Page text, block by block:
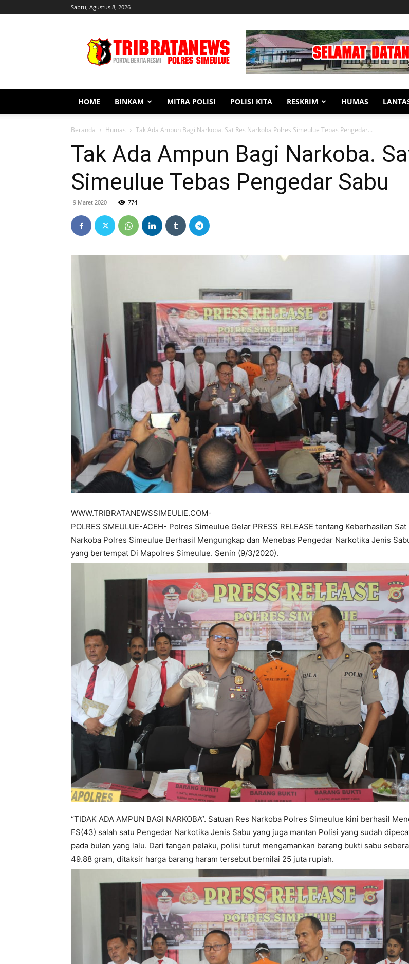
Sabtu, Agustus 8, 2026
Simeulue
HOME BINKAM MITRA POLISI POLISI KITA RESKRIM HUMAS
Beranda Humas Tak Ada Ampun Bagi Narkoba. Sat Res Narkoba Polres Simeulue Tebas Pengedar...
Tak Ada Ampun Bagi Narkoba.
Simeulue Tebas Pengedar Sabu
9 Maret 2020 774
WWW.TRIBRATANEWSSIMEULIE.COM-
POLRES SMEULUE-ACEH- Polres Simeulue Gelar PRESS RELEASE tentang Keberhasilan Sat
Narkoba Polres Simeulue Berhasil Mengungkap dan Menebas Pengedar Narkotika Jenis
yang bertempat Di Mapolres Simeulue. Senin (9/3/2020).
“TIDAK ADA AMPUN BAGI NARKOBA”. Satuan Res Narkoba Polres Simeulue kini berhasil
FS(43) salah satu Pengedar Narkotika Jenis Sabu yang juga mantan Polisi yang sudah
pada bulan yang lalu. Dari tangan pelaku, polisi turut mengamankan barang bukti sabu
49.88 gram, ditaksir harga barang haram tersebut bernilai 25 juta rupiah.